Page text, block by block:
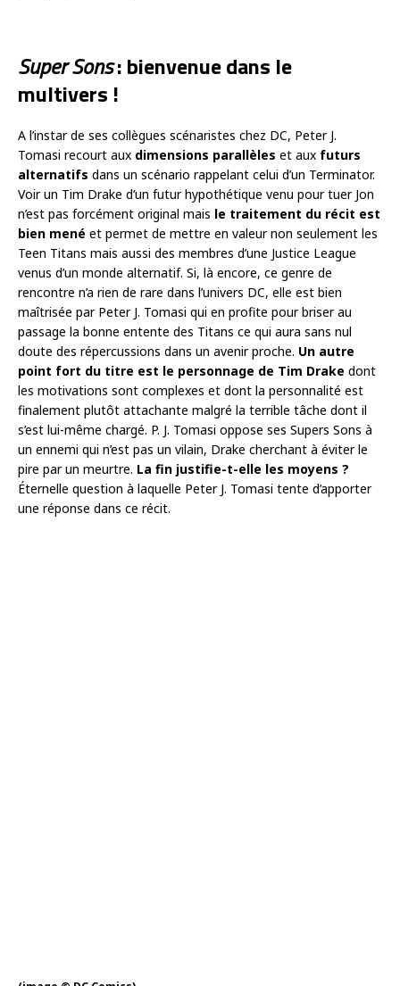
Super Sons: bienvenue dans le
multivers !
A l’instar de ses collègues scénaristes chez DC, Peter J.
Tomasi recourt aux dimensions parallèles et aux futurs
alternatifs dans un scénario rappelant celui d’un Terminator.
Voir un Tim Drake d’un futur hypothétique venu pour tuer Jon
n’est pas forcément original mais le traitement du récit est
bien mené et permet de mettre en valeur non seulement les
Teen Titans mais aussi des membres d’une Justice League
venus d’un monde alternatif. Si, là encore, ce genre de
rencontre n’a rien de rare dans l’univers DC, elle est bien
maîtrisée par Peter J. Tomasi qui en profite pour briser au
passage la bonne entente des Titans ce qui aura sans nul
doute des répercussions dans un avenir proche. Un autre
point fort du titre est le personnage de Tim Drake dont
les motivations sont complexes et dont la personnalité est
finalement plutôt attachante malgré la terrible tâche dont il
s’est lui-même chargé. P. J. Tomasi oppose ses Supers Sons à
un ennemi qui n’est pas un vilain, Drake cherchant à éviter le
pire par un meurtre. La fin justifie-t-elle les moyens ?
Éternelle question à laquelle Peter J. Tomasi tente d’apporter
une réponse dans ce récit.